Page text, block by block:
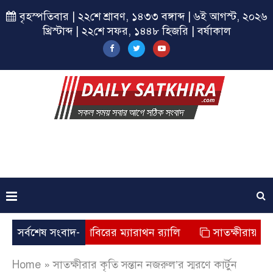
বৃহস্পতিবার | ২২শে শ্রাবণ, ১৪৩৩ বঙ্গাব্দ | ৬ই আগস্ট, ২০২৬
খ্রিস্টাব্দ | ২২শে সফর, ১৪৪৮ হিজরি | বর্ষাকাল
সর্বশেষ সংবাদ-
ছাত্রশিবিরের ম্যারাথন র‌্যালি সাতক্ষীরায় জুলাই
Home »সাতক্ষীরার কৃতি সন্তান নজরুল’র স্মরণে কার্টুন